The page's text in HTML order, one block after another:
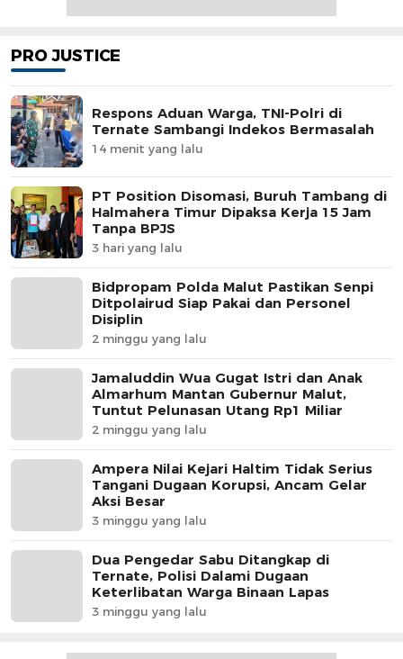
PRO JUSTICE
Respons Aduan Warga, TNI-Polri di
Ternate Sambangi Indekos Bermasalah
14 menit yang lalu
PT Position Disomasi, Buruh Tambang di
Halmahera Timur Dipaksa Kerja 15 Jam
Tanpa BPJS
3 hari yang lalu
Bidpropam Polda Malut Pastikan Senpi
Ditpolairud Siap Pakai dan Personel
Disiplin
2 minggu yang lalu
Jamaluddin Wua Gugat Istri dan Anak
Almarhum Mantan Gubernur Malut,
Tuntut Pelunasan Utang Rp1 Miliar
2 minggu yang lalu
Ampera Nilai Kejari Haltim Tidak Serius
Tangani Dugaan Korupsi, Ancam Gelar
Aksi Besar
3 minggu yang lalu
Dua Pengedar Sabu Ditangkap di
Ternate, Polisi Dalami Dugaan
Keterlibatan Warga Binaan Lapas
3 minggu yang lalu